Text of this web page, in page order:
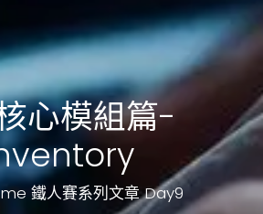
心模組篇-
鐵人賽系列文章 Day9